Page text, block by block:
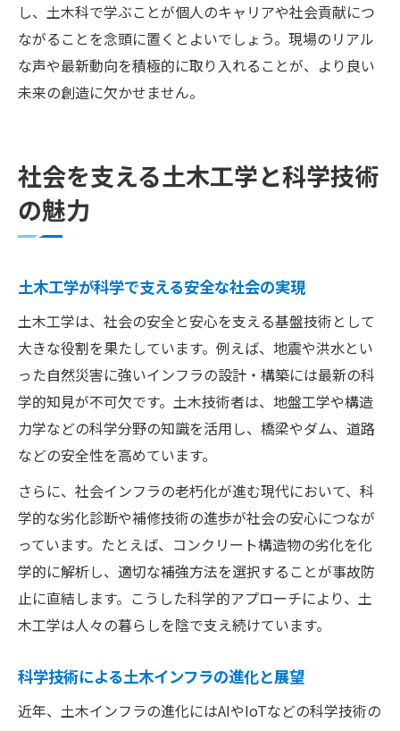
し、土木科で学ぶことが個人のキャリアや社会貢献につ
ながることを念頭に置くとよいでしょう。現場のリアル
な声や最新動向を積極的に取り入れることが、より良い
未来の創造に欠かせません。
社会を支える土木工学と科学技術
の魅力
土木工学が科学で支える安全な社会の実現
土木工学は、社会の安全と安心を支える基盤技術として
大きな役割を果たしています。例えば、地震や洪水とい
った自然災害に強いインフラの設計・構築には最新の科
学的知見が不可欠です。土木技術者は、地盤工学や構造
力学などの科学分野の知識を活用し、橋梁やダム、道路
などの安全性を高めています。
さらに、社会インフラの老朽化が進む現代において、科
学的な劣化診断や補修技術の進歩が社会の安心につなが
っています。たとえば、コンクリート構造物の劣化を化
学的に解析し、適切な補強方法を選択することが事故防
止に直結します。こうした科学的アプローチにより、土
木工学は人々の暮らしを陰で支え続けています。
科学技術による土木インフラの進化と展望
近年、土木インフラの進化にはAIやIoTなどの科学技術の